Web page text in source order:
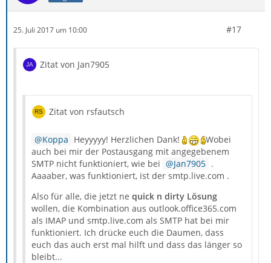
25. Juli 2017 um 10:00 #17
Zitat von Jan7905
Zitat von rsfautsch
Koppa Heyyyyy! Herzlichen Dank!
Wobei
auch bei mir der Postausgang mit angegebenem
SMTP nicht funktioniert, wie bei
Jan7905 .
Aaaaber, was funktioniert, ist der smtp.live.com .
Also für alle, die jetzt ne quick n dirty Lösung
wollen, die Kombination aus outlook.office365.com
als IMAP und smtp.live.com als SMTP hat bei mir
funktioniert. Ich drücke euch die Daumen, dass
euch das auch erst mal hilft und dass das länger so
bleibt...